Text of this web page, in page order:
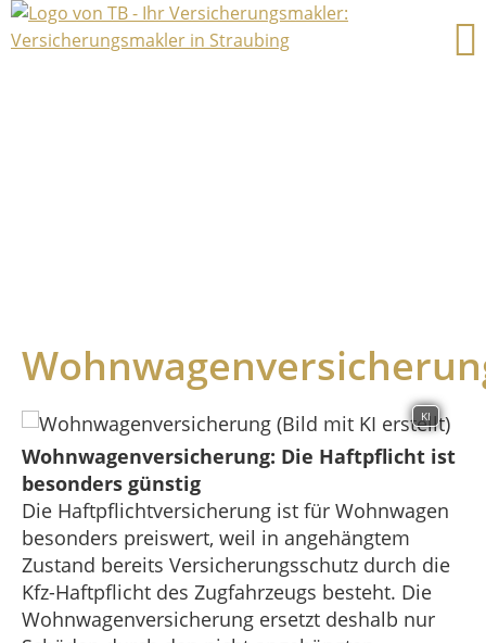
KI
Wohnwagenversicherung: Die Haftpflicht ist
besonders günstig
Die Haftpflichtversicherung ist für Wohnwagen
besonders preiswert, weil in angehängtem
Zustand bereits Versicherungsschutz durch die
Kfz-Haftpflicht des Zugfahrzeugs besteht. Die
Wohnwagenversicherung ersetzt deshalb nur